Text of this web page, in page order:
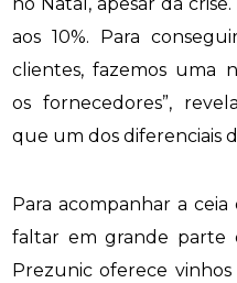
no Natal, apesar da
aos 10%. Para
clientes, fazemos uma
os fornecedores”,
que um dos diferenciais
Para acompanhar a
faltar em grande parte
Prezunic oferece